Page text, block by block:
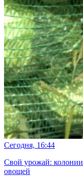
Сегодня, 16:44
Свой урожай:
овощей